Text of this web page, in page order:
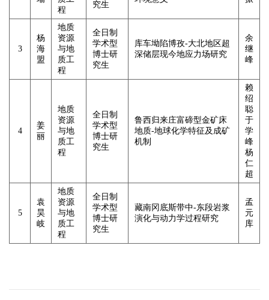
程
究生
3
杨
海
盟
地质
资源
与地
质工
程
全日制
学术型
博士研
究生
库车坳陷博孜-大北地区超
深储层现今地应力场研究
余
继
峰
4
姜
丽
地质
资源
与地
质工
程
全日制
学术型
博士研
究生
鲁西归来庄富碲型金矿床
地质-地球化学特征及成矿
机制
赖
绍
聪
于
学
峰
杨
仁
超
5
袁
昊
岐
地质
资源
与地
质工
程
全日制
学术型
博士研
究生
藏南冈底斯带中-东段岩浆
演化与动力学过程研究
孟
元
库